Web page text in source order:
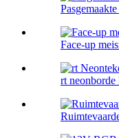
Face-up
rt neonborde